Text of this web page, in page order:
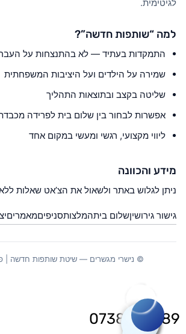
לגיטימית.
למה “שותפות חדשה”?
התמקדות בעתיד — לא בהתנצחות על
שמירה על הילדים ועל היציבות המשפחתית
שליטה בקצב ובתוצאות התהליך
אפשרות לבחור בין שלום בית לפרידה
ליווי מקצועי, רגשי ומעשי במקום אחד
מידע והכוונה
ניתן לגלוש באתר ולשאול את הצ’אט שאלות
גישור גירושיןשלום ביתהמלצותסניפיםמאמרים
© נישרי מגשרים — שיטת שותפות חדשה |
0738020789